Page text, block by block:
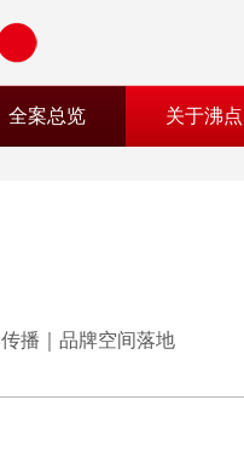
全案总览 关于沸点
播｜品牌空间落地